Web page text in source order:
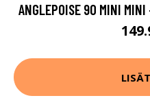
ANGLEPOISE 90 MINI